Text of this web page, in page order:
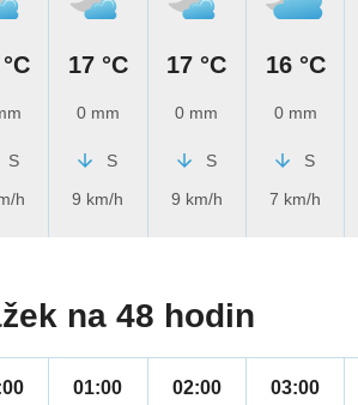
S
h
17 °C
0 mm
S
9 km/h
17 °C
0 mm
S
9 km/h
16 °C
0 mm
S
7 km/h
na 48 hodin
01:00 02:00 03:00